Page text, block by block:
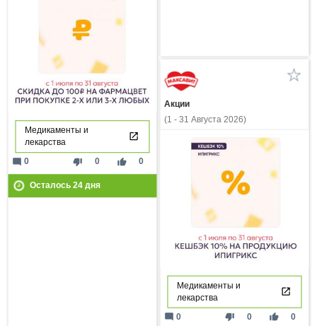
Медикаменты и
лекарства
thumb_down 0 thumb_up 0
mode_comment 0
Осталось 24дня
Акции
(1 - 31 Августа 2026)
Медикаменты и
лекарства
thumb_down 0 thumb_up 0
mode_comment 0